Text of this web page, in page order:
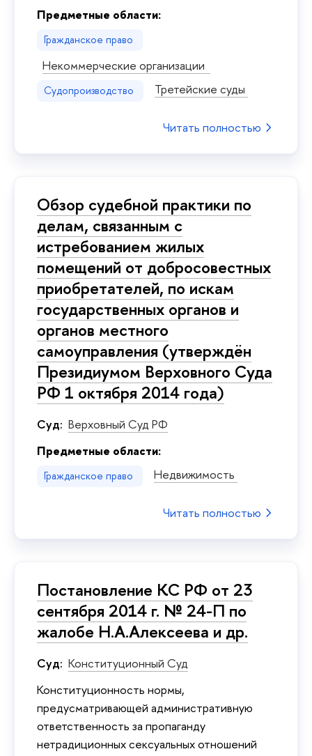
Предметные области:
Гражданское право
Некоммерческие организации
Судопроизводство Третейские суды
Читать полностью
Обзор судебной практики по
делам, связанным с
истребованием жилых
помещений от добросовестных
приобретателей, по искам
государственных органов и
органов местного
самоуправления (утверждён
Президиумом Верховного Суда
РФ 1 октября 2014 года)
Суд: Верховный Суд РФ
Предметные области:
Гражданское право Недвижимость
Читать полностью
Постановление КС РФ от 23
сентября 2014 г. № 24-П по
жалобе Н.А.Алексеева и др.
Суд: Конституционный Суд
Конституционность нормы,
предусматривающей административную
ответственность за пропаганду
нетрадиционных сексуальных отношений